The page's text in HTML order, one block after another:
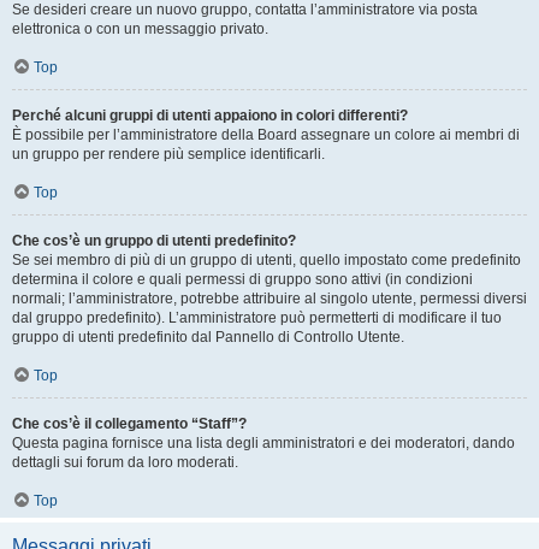
Se desideri creare un nuovo gruppo, contatta l’amministratore via posta
elettronica o con un messaggio privato.
Top
Perché alcuni gruppi di utenti appaiono in colori differenti?
È possibile per l’amministratore della Board assegnare un colore ai membri di
un gruppo per rendere più semplice identificarli.
Top
Che cos’è un gruppo di utenti predefinito?
Se sei membro di più di un gruppo di utenti, quello impostato come predefinito
determina il colore e quali permessi di gruppo sono attivi (in condizioni
normali; l’amministratore, potrebbe attribuire al singolo utente, permessi diversi
dal gruppo predefinito). L’amministratore può permetterti di modificare il tuo
gruppo di utenti predefinito dal Pannello di Controllo Utente.
Top
Che cos’è il collegamento “Staff”?
Questa pagina fornisce una lista degli amministratori e dei moderatori, dando
dettagli sui forum da loro moderati.
Top